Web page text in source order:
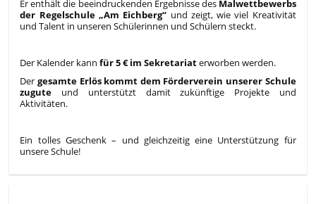
Er enthält die beeindruckenden Ergebnisse des Malwettbewerbs
der Regelschule „Am Eichberg“ und zeigt, wie viel Kreativität
und Talent in unseren Schülerinnen und Schülern steckt.
Der Kalender kann für 5 € im Sekretariaterworben werden.
Der gesamte Erlös kommt dem Förderverein unserer Schule
zugute
und unterstützt damit zukünftige Projekte und
Aktivitäten.
Ein tolles Geschenk – und gleichzeitig eine Unterstützung für
unsere Schule!